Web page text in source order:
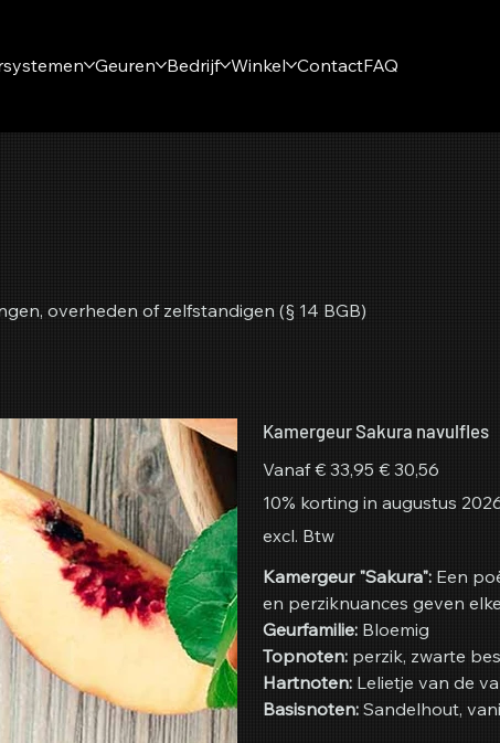
Geuren Bedrijf Winkel ContactFAQ
overheden of zelfstandigen (§ 14 BGB)
Kamergeur Sakura navulfles
Vanaf
Originele
prijs
€ 33,95 Verkoopprijs
€ 30,56
10% korting in augustus
excl. Btw
Kamergeur "Sakura": Een
en perziknuances geven
Geurfamilie: Bloemig
Topnoten: perzik, zwarte
Hartnoten: Lelietje van de
Basisnoten: Sandelhout,